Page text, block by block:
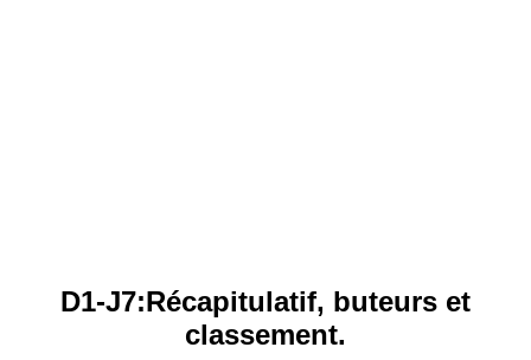
D1-J7:Récapitulatif, buteurs et
classement.